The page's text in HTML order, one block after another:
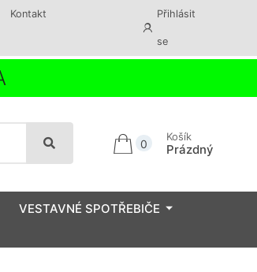
Kontakt Přihlásit
se
0
Košík
Prázdný
VESTAVNÉ SPOTŘEBIČE